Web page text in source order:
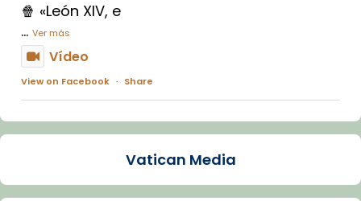
🍿 «León XIV, e
... Ver más
Vídeo
View on Facebook · Share
Arquebisbat de Barcelona
La Carmina va patir depressió. Fa gairebé
dos mesos, a l'Estadi Lluís Companys, la
Vatican Media